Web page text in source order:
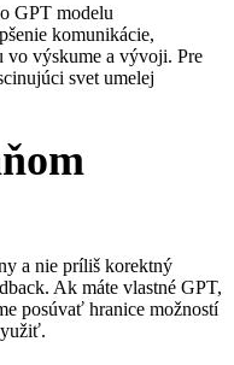
GPT modelu
komunikácie,
výskume a vývoji. Pre
svet umelej
a nie príliš korektný
Ak máte vlastné GPT,
posúvať hranice možností